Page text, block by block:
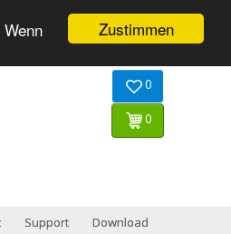
Zustimmen
0
0
Support Download